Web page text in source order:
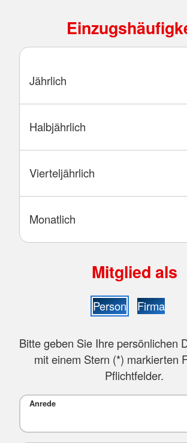
Jährlich
Halbjährlich
Vierteljährlich
Monatlich
Mitglied als
Person Firma
Bitte geben Sie Ihre persönlichen
mit einem Stern (*) markierten
Pflichtfelder.
Anrede